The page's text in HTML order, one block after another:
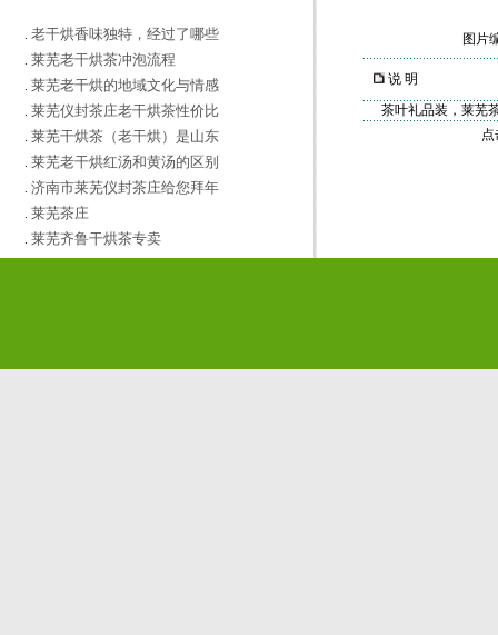
. 老干烘香味独特，经过了哪些
. 莱芜老干烘茶冲泡流程
. 莱芜老干烘的地域文化与情感
. 莱芜仪封茶庄老干烘茶性价比
. 莱芜干烘茶（老干烘）是山东
. 莱芜老干烘红汤和黄汤的区别
. 济南市莱芜仪封茶庄给您拜年
. 莱芜茶庄
. 莱芜齐鲁干烘茶专卖
图片
说 明
茶叶礼品装，莱芜
点